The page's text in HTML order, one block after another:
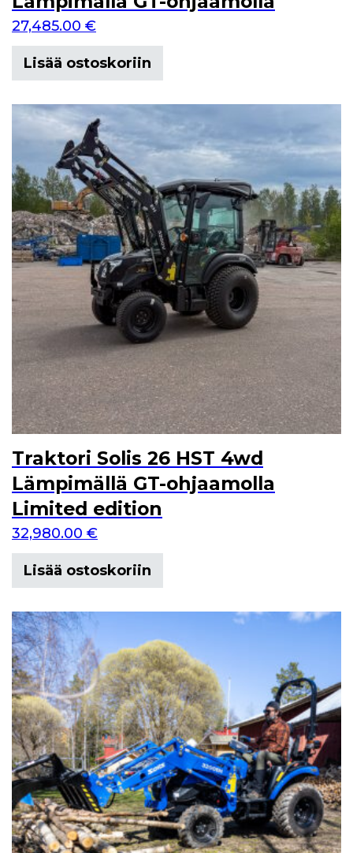
27,485.00 €
Lisää ostoskoriin
Traktori Solis 26 HST 4wd
Lämpimällä GT-ohjaamolla
Limited edition
32,980.00 €
Lisää ostoskoriin